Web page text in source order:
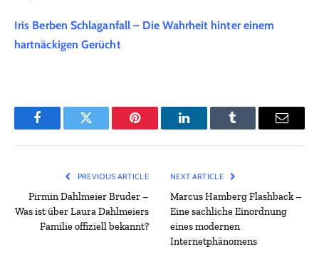
Iris Berben Schlaganfall – Die Wahrheit hinter einem
hartnäckigen Gerücht
FacebookTwitter Pinterest LinkedInTumblr Email
PREVIOUS ARTICLE
Pirmin Dahlmeier Bruder –
Was ist über Laura Dahlmeiers
Familie offiziell bekannt?
NEXT ARTICLE
Marcus Hamberg Flashback –
Eine sachliche Einordnung
eines modernen
Internetphänomens